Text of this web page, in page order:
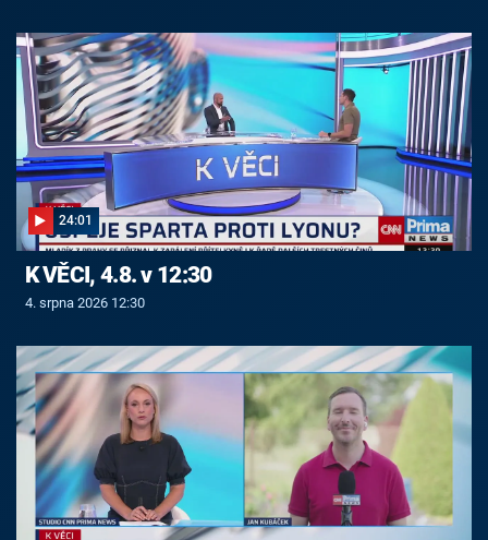
24:01
K VĚCI, 4.8. v 12:30
4. srpna 2026 12:30